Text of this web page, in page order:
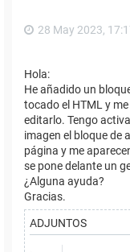
28 May 2023,
Hola:
He añadido un
tocado el HTML y
editarlo. Tengo
imagen el bloque de
página y me
se pone delante un
¿Alguna ayuda?
Gracias.
ADJUNTOS